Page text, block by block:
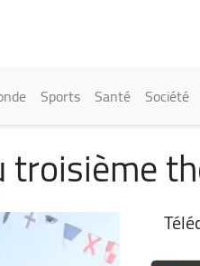
Sports Santé Société
troisième